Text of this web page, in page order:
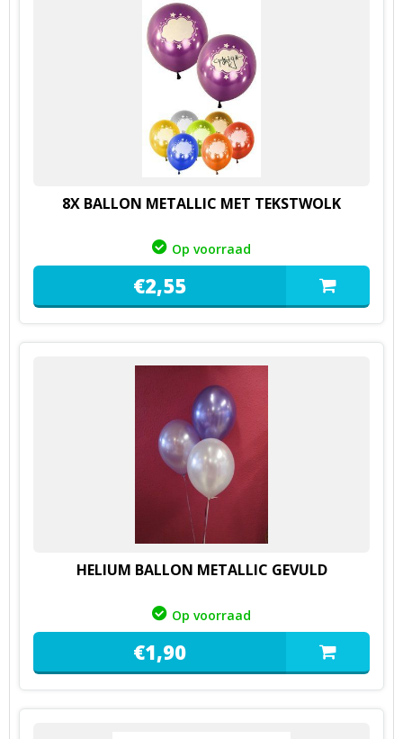
8X BALLON METALLIC MET TEKSTWOLK
Op voorraad
€2,55
HELIUM BALLON METALLIC GEVULD
Op voorraad
€1,90